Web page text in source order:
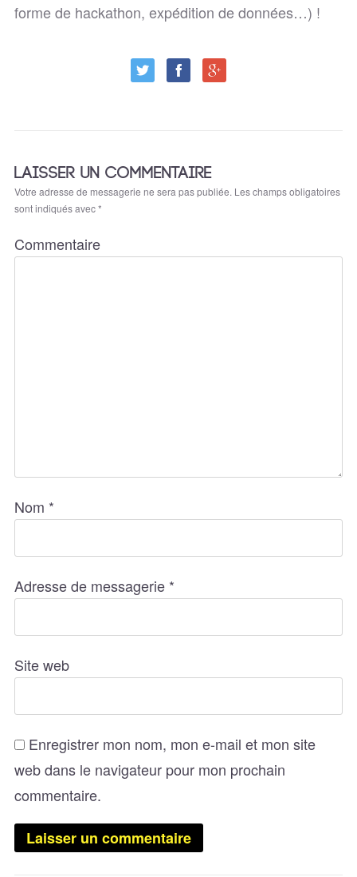
forme de hackathon, expédition de données…) !
LAISSER UN COMMENTAIRE
Votre adresse de messagerie ne sera pas publiée. Les champs obligatoires
sont indiqués avec*
Commentaire
Nom *
Adresse de messagerie *
Site web
Enregistrer mon nom, mon e-mail et mon site
web dans le navigateur pour mon prochain
commentaire.